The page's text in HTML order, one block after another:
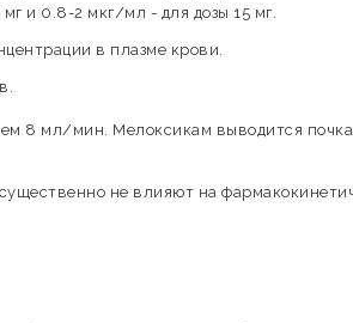
и 0.8-2 мкг/мл - для дозы 15 мг.
в плазме крови.
8 мл/мин. Мелоксикам выводится
не влияют на